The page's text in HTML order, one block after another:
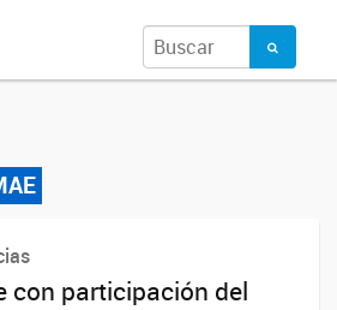
con participación del